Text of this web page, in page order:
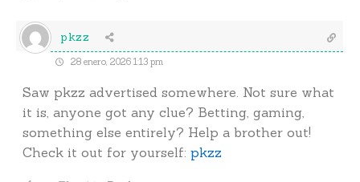
pkzz
28 enero, 2026 1:13 pm
Saw pkzz advertised somewhere. Not sure what
it is, anyone got any clue? Betting, gaming,
something else entirely? Help a brother out!
Check it out for yourself: pkzz